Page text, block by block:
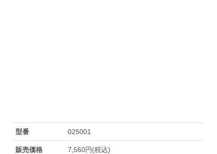
型番 025001
販売価格 7,560円(税込)